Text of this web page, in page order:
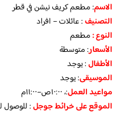
الاسم: مطعم كريف نيشن في قطر
التصنيف: عائلات – افراد
النوع :مطعم
الأسعار:متوسطة
الأطفال:يوجد
الموسيقى:يوجد
مواعيد العمل:، ١٠:٠٠ص–١١:٠٠م
الموقع على خرائط جوجل: للوصول